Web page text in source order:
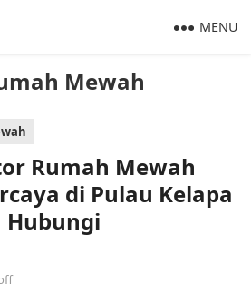
Mewah
MENU
Rumah Mewah
di Pulau Kelapa
Hubungi